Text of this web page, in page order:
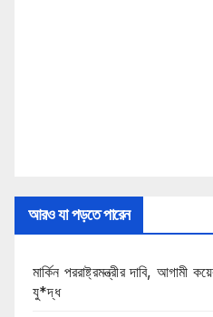
আরও যা পড়তে পারেন
মার্কিন পররাষ্ট্রমন্ত্রীর দাবি, আগামী
যু*দ্ধ